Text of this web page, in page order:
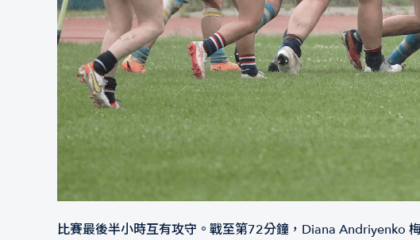
比賽最後半小時互有攻守。戰至第72分鐘，Diana Andriyenko